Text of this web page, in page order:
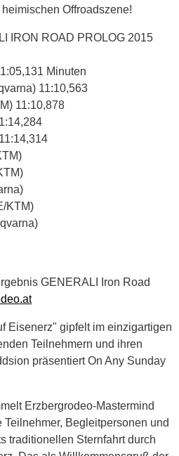
Offroadszene!
IRON ROAD PROLOG 2015
Minuten
11:10,563
11:10,878
KTM)
GENERALI Iron Road
Eisenerz" gipfelt im einzigartigen
Teilnehmern und ihren
präsentiert On Any Sunday
Erzbergrodeo-Mastermind
Begleitpersonen und
traditionellen Sternfahrt durch